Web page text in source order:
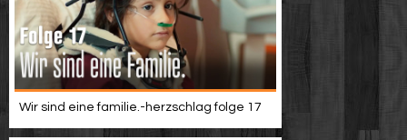
Wir sind eine familie.-herzschlag folge 17